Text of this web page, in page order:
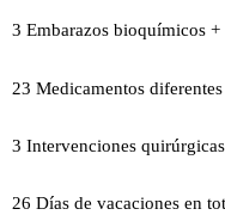
3 Embarazos bioquímicos +
23 Medicamentos
3 Intervenciones
26 Días de vacaciones en